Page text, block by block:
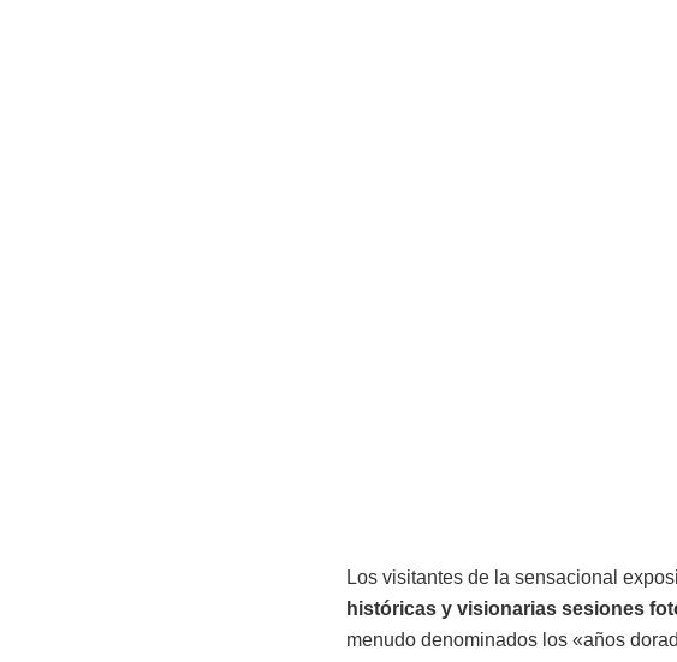
Los visitantes de la sensacional
históricas y visionarias sesiones
menudo denominados los «años